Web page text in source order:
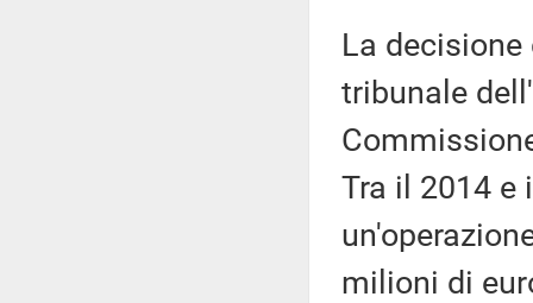
La
tribunale
Tra il 2014 e
milioni di